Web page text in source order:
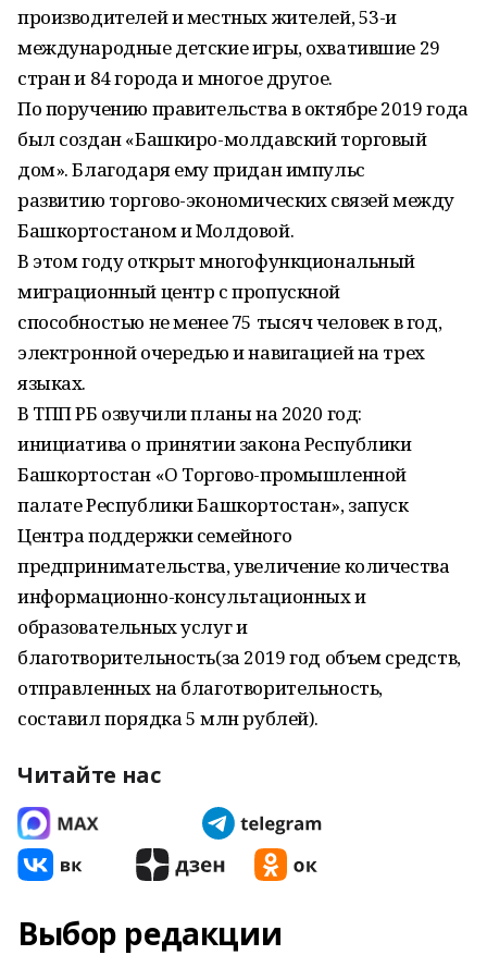
производителей и местных жителей, 53-и
международные детские игры, охватившие 29
стран и 84 города и многое другое.
По поручению правительства в октябре 2019 года
был создан «Башкиро-молдавский торговый
дом». Благодаря ему придан импульс
развитию торгово-экономических связей между
Башкортостаном и Молдовой.
В этом году открыт многофункциональный
миграционный центр с пропускной
способностью не менее 75 тысяч человек в год,
электронной очередью и навигацией на трех
языках.
В ТПП РБ озвучили планы на 2020 год:
инициатива о принятии закона Республики
Башкортостан «О Торгово-промышленной
палате Республики Башкортостан», запуск
Центра поддержки семейного
предпринимательства, увеличение количества
информационно-консультационных и
образовательных услуг и
благотворительность(за 2019 год объем средств,
отправленных на благотворительность,
составил порядка 5 млн рублей).
Читайте нас
Выбор редакции